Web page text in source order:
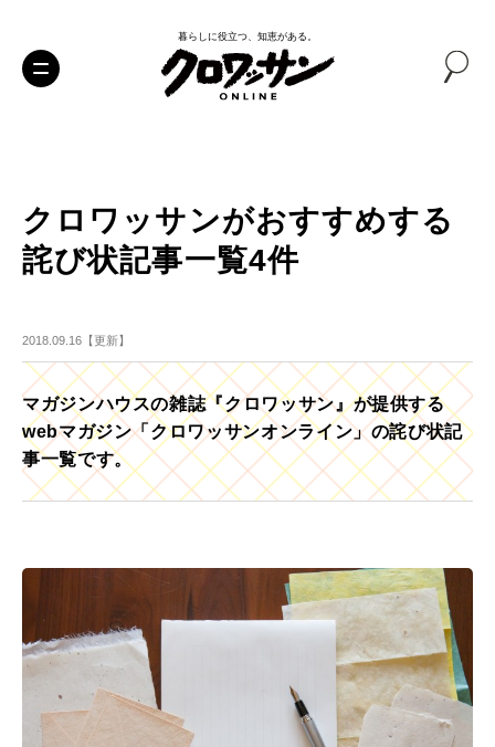
暮らしに役立つ、知恵がある。
クロワッサンがおすすめする
詫び状記事一覧4件
2018.09.16【更新】
マガジンハウスの雑誌『クロワッサン』が提供する
webマガジン「クロワッサンオンライン」の詫び状記
事一覧です。